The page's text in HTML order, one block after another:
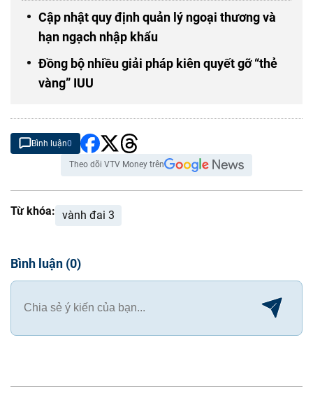
Cập nhật quy định quản lý ngoại thương và
hạn ngạch nhập khẩu
Đồng bộ nhiều giải pháp kiên quyết gỡ “thẻ
vàng” IUU
Bình luận0
Theo dõi VTV Money trên
Từ khóa: vành đai 3
Bình luận (0)